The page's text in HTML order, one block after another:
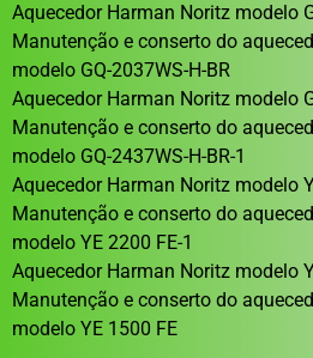
Aquecedor Harman Noritz modelo
Manutenção e conserto do
modelo GQ-2037WS-H-BR
Aquecedor Harman Noritz modelo
Manutenção e conserto do
modelo GQ-2437WS-H-BR-1
Aquecedor Harman Noritz modelo
Manutenção e conserto do
modelo YE 2200 FE-1
Aquecedor Harman Noritz modelo
Manutenção e conserto do
modelo YE 1500 FE